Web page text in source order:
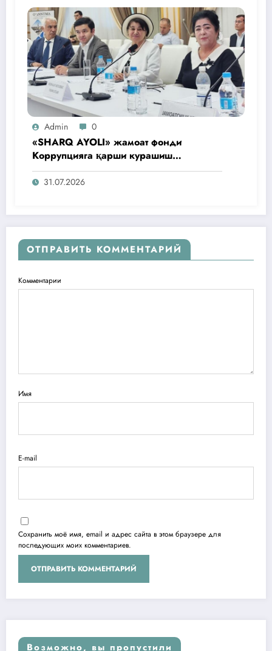
Admin 0
«SHARQ AYOLI» жамоат фонди
Коррупцияга қарши курашиш
агентлигидаги жамоат эшитувида
ташаббусларини тақдим этди
31.07.2026
ОТПРАВИТЬ КОММЕНТАРИЙ
Комментарии
Имя
E-mail
Сохранить моё имя, email и адрес сайта в этом браузере для
последующих моих комментариев.
Возможно, вы пропустили